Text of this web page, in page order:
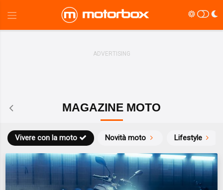
MAGAZINE MOTO
Novità moto
Vivere con la moto Lifestyle